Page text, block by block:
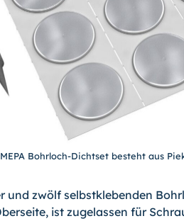
Bohrloch-Dichtset besteht aus
und zwölf selbstklebenden
ist zugelassen für